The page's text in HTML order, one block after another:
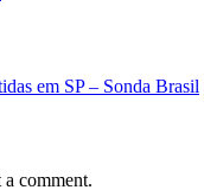
em SP – Sonda Brasil
a comment.